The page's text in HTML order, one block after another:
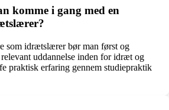
komme i gang med en
som idrætslærer bør man først og
uddannelse inden for idræt og
praktisk erfaring gennem studiepraktik